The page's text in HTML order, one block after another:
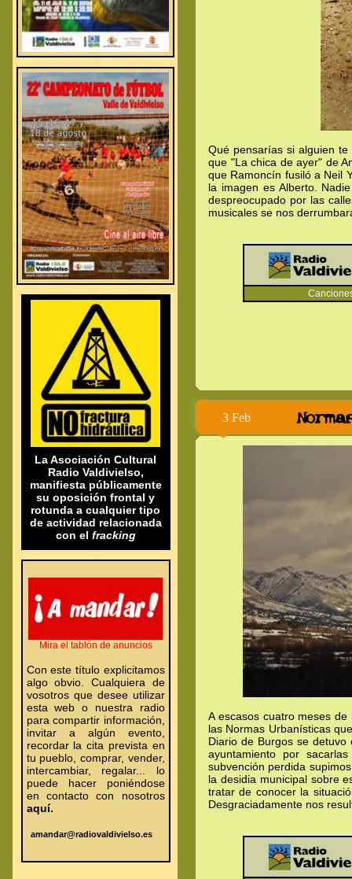
.
.
.
.
.
.
La Asociación Cultural
Radio Valdivielso,
manifiesta públicamente
su oposición frontal y
rotunda a cualquier tipo
de actividad relacionada
con el fracking
.
.
.
Mira el tablón de anuncios
Con este título explicitamos
algo obvio. Cualquiera de
vosotros que desee utilizar
esta web o nuestra radio
para compartir información,
invitar a algún evento,
recordar la cita prevista en
tu pueblo, comprar, vender,
intercambiar, regalar... lo
puede hacer poniéndose
en contacto con nosotros
aquí.
amandar@radiovaldivielso.es
Qué pensarías si alguien
que "La chica de ayer" de
que Ramoncín fusiló a Neil
la imagen es Alberto.
despreocupado por las
musicales se nos
Canciones
3 Feb
A escasos cuatro meses
las Normas Urbanísticas
Diario de Burgos se
ayuntamiento por
subvención perdida
la desidia municipal sobre
tratar de conocer la
Desgraciadamente nos